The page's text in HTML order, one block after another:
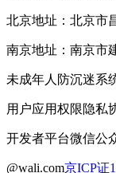
北京地址：北京市
南京地址：南京市
未成年人防沉迷系
用户应用权限隐私
开发者平台微信公
@wali.com京ICP证